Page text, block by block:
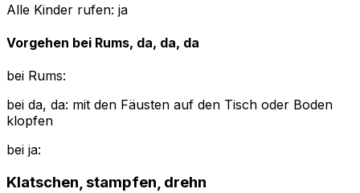
Alle Kinder rufen: ja
Vorgehen bei Rums, da, da, da
bei Rums:
bei da, da: mit den Fäusten auf den Tisch oder Boden
klopfen
bei ja:
Klatschen, stampfen, drehn